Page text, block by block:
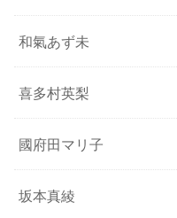
和氣あず未
喜多村英梨
國府田マリ子
坂本真綾